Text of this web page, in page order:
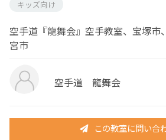
キッズ向け
空手道『龍舞会』空手教室、宝塚市
宮市
空手道 龍舞会
この教室に問い合